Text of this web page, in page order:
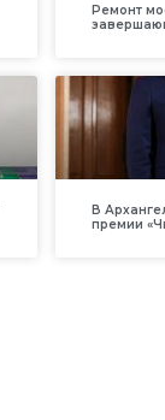
Ремонт
В
премии